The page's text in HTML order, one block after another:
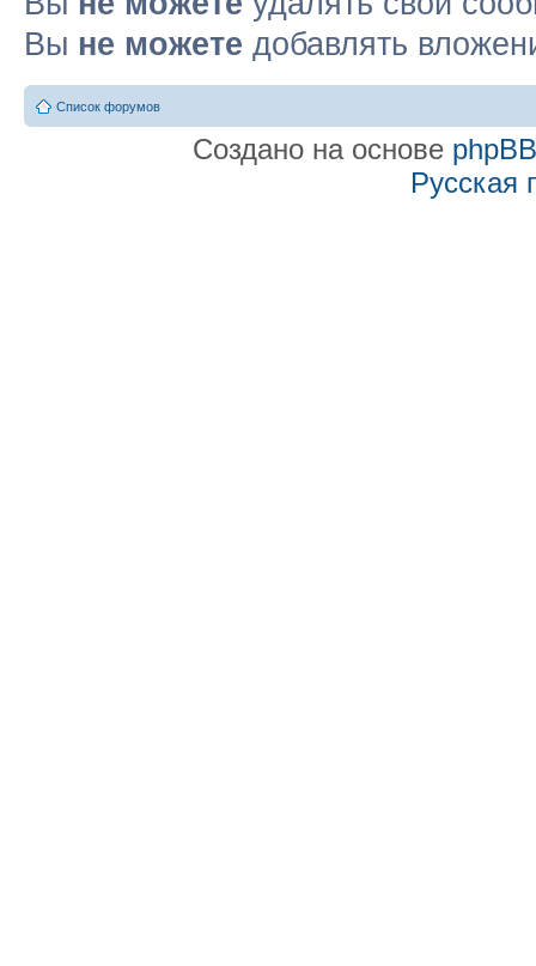
Вы не можете добавлять
Список форумов
Создано на основе phpBB
Русская